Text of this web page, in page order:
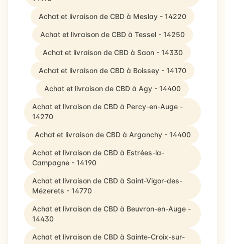
Achat et livraison de CBD à Meslay - 14220
Achat et livraison de CBD à Tessel - 14250
Achat et livraison de CBD à Saon - 14330
Achat et livraison de CBD à Boissey - 14170
Achat et livraison de CBD à Agy - 14400
Achat et livraison de CBD à Percy-en-Auge -
14270
Achat et livraison de CBD à Arganchy - 14400
Achat et livraison de CBD à Estrées-la-
Campagne - 14190
Achat et livraison de CBD à Saint-Vigor-des-
Mézerets - 14770
Achat et livraison de CBD à Beuvron-en-Auge -
14430
Achat et livraison de CBD à Sainte-Croix-sur-